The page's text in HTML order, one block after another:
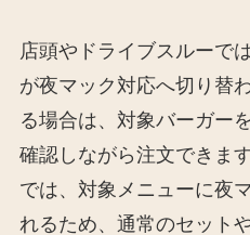
店頭やドライブスルーで
が夜マック対応へ切り替
る場合は、対象バーガー
確認しながら注文できま
では、対象メニューに夜
れるため、通常のセット